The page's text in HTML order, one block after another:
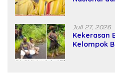
Juli 27, 2026
Kekerasan
Kelompok